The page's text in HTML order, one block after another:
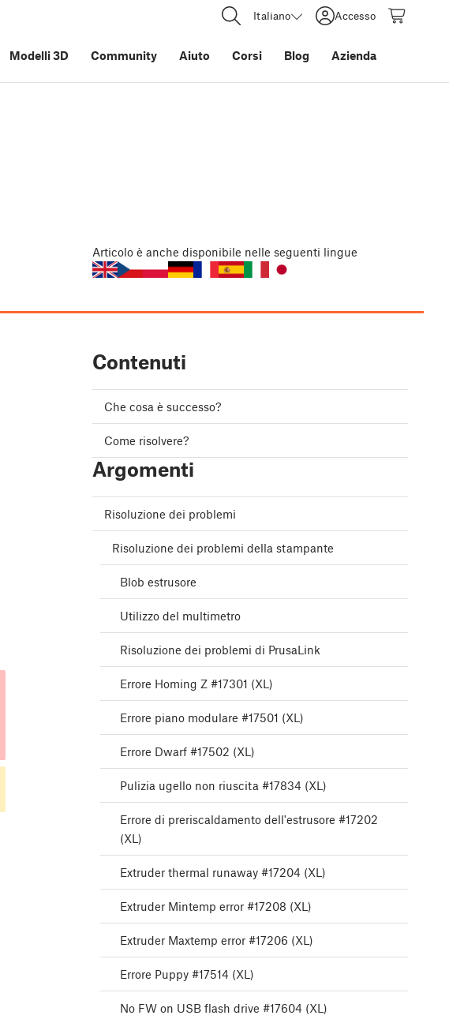
Italiano Accesso
Modelli 3D Community Aiuto Corsi Blog Azienda
Articolo è anche disponibile nelle seguenti lingue
Contenuti
Che cosa è successo?
Come risolvere?
Argomenti
Risoluzione dei problemi
Risoluzione dei problemi della stampante
Blob estrusore
Utilizzo del multimetro
Risoluzione dei problemi di PrusaLink
Errore Homing Z #17301 (XL)
Errore piano modulare #17501 (XL)
Errore Dwarf #17502 (XL)
Pulizia ugello non riuscita #17834 (XL)
Errore di preriscaldamento dell'estrusore #17202
(XL)
Extruder thermal runaway #17204 (XL)
Extruder Mintemp error #17208 (XL)
Extruder Maxtemp error #17206 (XL)
Errore Puppy #17514 (XL)
No FW on USB flash drive #17604 (XL)